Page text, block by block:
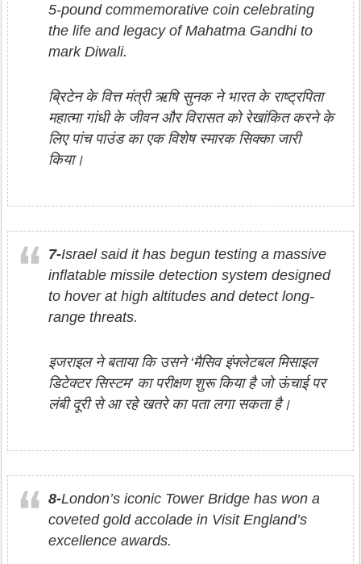
5-pound commemorative coin celebrating
the life and legacy of Mahatma Gandhi to
mark Diwali.
ब्रिटेन के वित्त मंत्री ऋषि सुनक ने भारत के राष्ट्रपिता
महात्मा गांधी के जीवन और विरासत को रेखांकित करने के
लिए पांच पाउंड का एक विशेष स्मारक सिक्का जारी
किया।
7-Israel said it has begun testing a massive
inflatable missile detection system designed
to hover at high altitudes and detect long-
range threats.
इजराइल ने बताया कि उसने ‘मैसिव इंफ्लेटबल मिसाइल
डिटेक्टर सिस्टम’ का परीक्षण शुरू किया है जो ऊंचाई पर
लंबी दूरी से आ रहे खतरे का पता लगा सकता है।
8-London’s iconic Tower Bridge has won a
coveted gold accolade in Visit England’s
excellence awards.